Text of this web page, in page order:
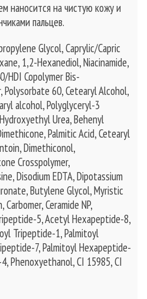
наносится на чистую кожу и
пальцев.
Glycol, Caprylic/Capric
1,2-Hexanediol, Niacinamide,
HDI Copolymer Bis-
60, Cetearyl Alcohol,
alcohol, Polyglyceryl-3
Urea, Behenyl
Palmitic Acid, Cetearyl
Dimethiconol,
Crosspolymer,
Disodium EDTA, Dipotassium
Butylene Glycol, Myristic
Ceramide NP,
5, Acetyl Hexapeptide-8,
Tripeptide-1, Palmitoyl
7, Palmitoyl Hexapeptide-
Phenoxyethanol, CI 15985, CI